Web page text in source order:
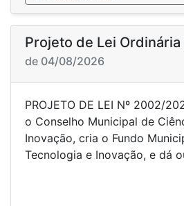
Projeto de Lei
de 04/08/2026
PROJETO DE LEI Nº 2002/
o Conselho Municipal de
Inovação, cria o Fundo
Tecnologia e Inovação, e dá